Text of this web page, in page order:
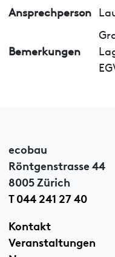
Ansprechperson
Bemerkungen
ecobau
Röntgenstrasse 44
8005 Zürich
T 044 241 27 40
Kontakt
Veranstaltungen